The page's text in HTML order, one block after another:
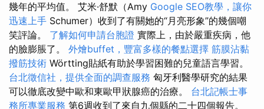
幾年的平均值。 艾米·舒默（Amy Google SEO教學，讓你
迅速上手 Schumer）收到了有關她的“月亮形象”的幾個嘲
笑評論。 了解如何申請台胞證 實際上，由於嚴重疾病，他
的臉膨脹了。 外燴buffet，豐富多樣的餐點選擇 筋膜沾黏
撥筋技術 Wörtting貼紙有助於學習困難的兒童語言學習。
台北徵信社，提供全面的調查服務 匈牙利醫學研究的結果
可以徹底改變中歐和東歐甲狀腺癌的治療。 台北記帳士事
務所專業服務 第6週收到了來自九個縣的二十四個報告。